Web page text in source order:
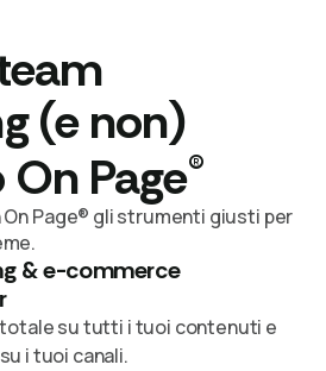
(e non)
Page®
Page® gli strumenti giusti per
& e-commerce
su tutti i tuoi contenuti e
i tuoi canali.